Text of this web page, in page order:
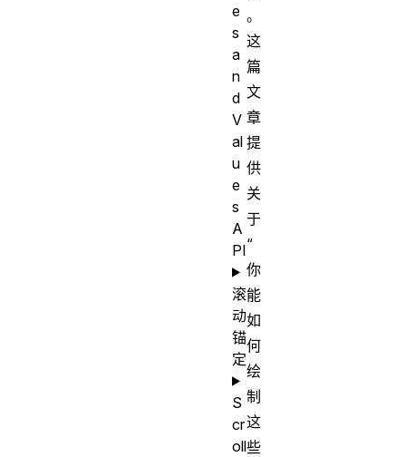
。
这
篇
文
章
提
供
关
于
“
你
能
如
何
绘
制
这
些
e
s
a
n
d
V
al
u
e
s
A
PI
滚
动
锚
定
S
cr
oll